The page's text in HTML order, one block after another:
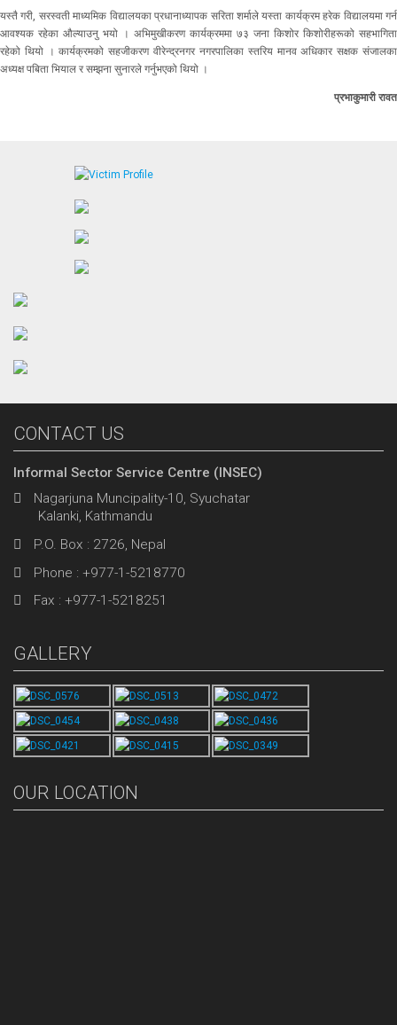
यस्तै गरी, सरस्वती माध्यमिक विद्यालयका प्रधानाध्यापक सरिता शर्माले यस्ता कार्यक्रम हरेक विद्यालयमा गर्न
आवश्यक रहेका औल्याउनु भयो । अभिमुखीकरण कार्यक्रममा ७३ जना किशोर किशोरीहरूको सहभागिता
रहेको थियो । कार्यक्रमको सहजीकरण वीरेन्द्रनगर नगरपालिका स्तरिय मानव अधिकार सक्षक संजालका
अध्यक्ष पबिता भियाल र सम्झना सुनारले गर्नुभएको थियो ।
प्रभाकुमारी रावत
CONTACT US
Informal Sector Service Centre (INSEC)
Nagarjuna Muncipality-10, Syuchatar
Kalanki, Kathmandu
P.O. Box : 2726, Nepal
Phone : +977-1-5218770
Fax : +977-1-5218251
GALLERY
OUR LOCATION